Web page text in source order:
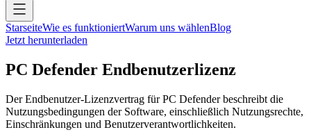
StarseiteWie es funktioniertWarum uns wählenBlog
Jetzt herunterladen
PC Defender Endbenutzerlizenz
Der Endbenutzer-Lizenzvertrag für PC Defender beschreibt die
Nutzungsbedingungen der Software, einschließlich Nutzungsrechte,
Einschränkungen und Benutzerverantwortlichkeiten.